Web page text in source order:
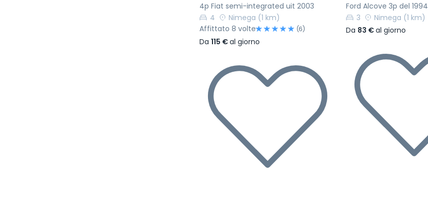
4p Fiat semi-integrated uit 2003
4
Nimega (1 km)
Affittato 8 volte
(6)
Da 115 €al giorno
Ford Alcove 3p del 1994
3
Nimega (1 km)
Da 83 €al giorno